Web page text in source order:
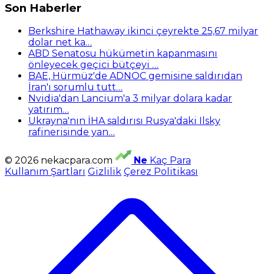
Son Haberler
Berkshire Hathaway ikinci çeyrekte 25,67 milyar
dolar net ka…
ABD Senatosu hükümetin kapanmasını
önleyecek geçici bütçeyi …
BAE, Hürmüz'de ADNOC gemisine saldırıdan
İran'ı sorumlu tutt…
Nvidia'dan Lancium'a 3 milyar dolara kadar
yatırım…
Ukrayna'nın İHA saldırısı Rusya'daki Ilsky
rafinerisinde yan…
© 2026 nekacpara.com Ne Kaç Para
Kullanım Şartları Gizlilik Çerez Politikası